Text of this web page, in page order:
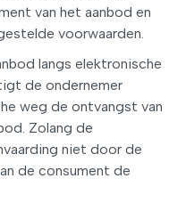
van het aanbod en
voorwaarden.
langs elektronische
de ondernemer
weg de ontvangst van
Zolang de
niet door de
de consument de